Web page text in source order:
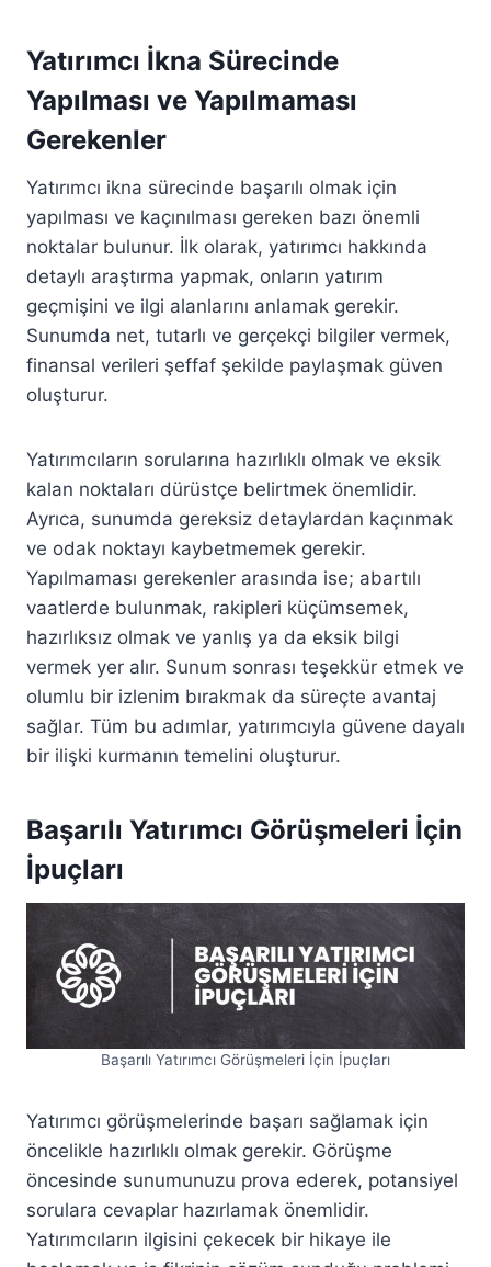
Yatırımcı İkna Sürecinde
Yapılması ve Yapılmaması
Gerekenler
Yatırımcı ikna sürecinde başarılı olmak için
yapılması ve kaçınılması gereken bazı önemli
noktalar bulunur. İlk olarak, yatırımcı hakkında
detaylı araştırma yapmak, onların yatırım
geçmişini ve ilgi alanlarını anlamak gerekir.
Sunumda net, tutarlı ve gerçekçi bilgiler vermek,
finansal verileri şeffaf şekilde paylaşmak güven
oluşturur.
Yatırımcıların sorularına hazırlıklı olmak ve eksik
kalan noktaları dürüstçe belirtmek önemlidir.
Ayrıca, sunumda gereksiz detaylardan kaçınmak
ve odak noktayı kaybetmemek gerekir.
Yapılmaması gerekenler arasında ise; abartılı
vaatlerde bulunmak, rakipleri küçümsemek,
hazırlıksız olmak ve yanlış ya da eksik bilgi
vermek yer alır. Sunum sonrası teşekkür etmek ve
olumlu bir izlenim bırakmak da süreçte avantaj
sağlar. Tüm bu adımlar, yatırımcıyla güvene dayalı
bir ilişki kurmanın temelini oluşturur.
Başarılı Yatırımcı Görüşmeleri İçin
İpuçları
Başarılı Yatırımcı Görüşmeleri İçin İpuçları
Yatırımcı görüşmelerinde başarı sağlamak için
öncelikle hazırlıklı olmak gerekir. Görüşme
öncesinde sunumunuzu prova ederek, potansiyel
sorulara cevaplar hazırlamak önemlidir.
Yatırımcıların ilgisini çekecek bir hikaye ile